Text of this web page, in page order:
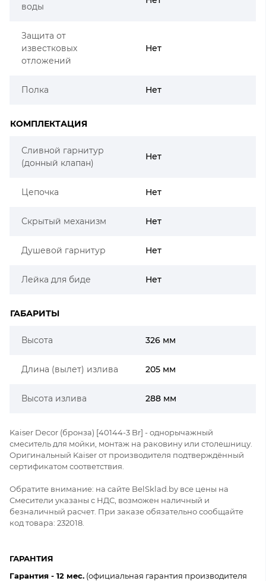
воды
Защита от
известковых
отложений
Нет
Полка Нет
КОМПЛЕКТАЦИЯ
Сливной гарнитур
(донный клапан)
Нет
Цепочка Нет
Скрытый механизм Нет
Душевой гарнитур Нет
Лейка для биде Нет
ГАБАРИТЫ
Высота 326 мм
Длина (вылет) излива 205 мм
Высота излива 288 мм
Kaiser Decor (бронза) [40144-3 Br] - однорычажный
смеситель для мойки, монтаж на раковину или столешницу.
Оригинальный Kaiser от производителя подтверждённый
сертификатом соответствия.
Обратите внимание: на сайте BelSklad.by все цены на
Смесители указаны с НДС, возможен наличный и
безналичный расчет. При заказе обязательно сообщайте
код товара: 232018.
ГАРАНТИЯ
Гарантия - 12 мес. (официальная гарантия производителя